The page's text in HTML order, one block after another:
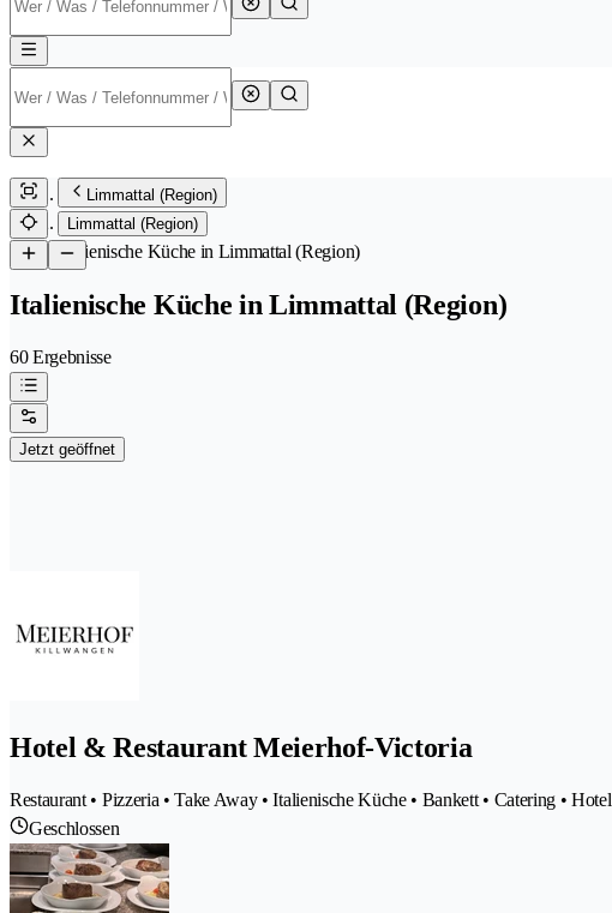
Limmattal (Region)
Limmattal (Region)
/Italienische Küche in Limmattal (Region)
Italienische Küche in Limmattal (Region)
60 Ergebnisse
Jetzt geöffnet
Hotel & Restaurant Meierhof-Victoria
Restaurant • Pizzeria • Take Away • Italienische Küche • Bankett • Catering • Hotel
Geschlossen